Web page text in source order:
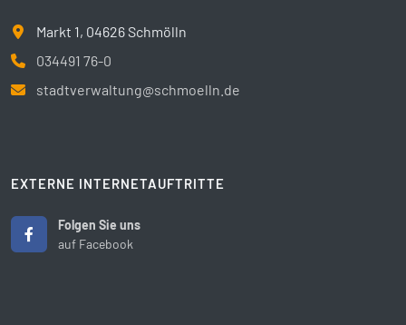
Markt 1, 04626 Schmölln
034491 76-0
stadtverwaltung@schmoelln.de
EXTERNE INTERNETAUFTRITTE
Folgen Sie uns
auf Facebook